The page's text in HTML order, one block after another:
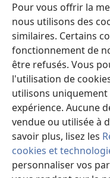
Pour vous offrir la
nous utilisons des
similaires. Certains
fonctionnement de
être refusés. Vous
l'utilisation de
utilisons
expérience. Aucune
vendue ou utilisée à
savoir plus, lisez les
cookies et
personnaliser vos
(ouvre
une
nouvelle
fenêtre)
Bibliothèque en ligne
(ouvre
une
nouvelle
fenêtre)
JW Hub®
(ouvre
une
nouvelle
fenêtre)
JW Library
Watchtower Library